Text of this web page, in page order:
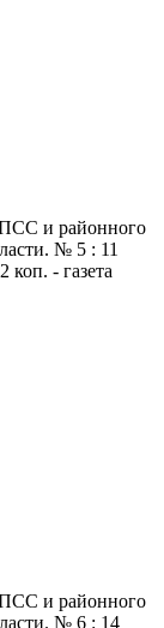
и районного
№ 5 : 11
коп. - газета
и районного
№ 6 : 14